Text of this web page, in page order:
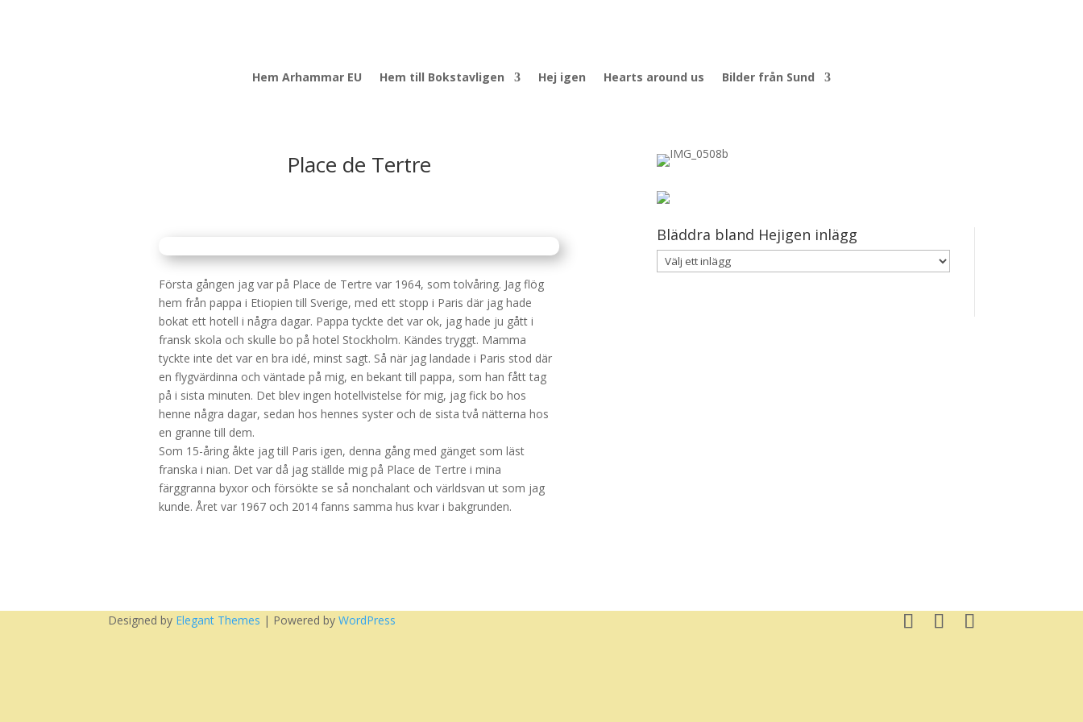
Hem Arhammar EU Hem till Bokstavligen Hej igen Hearts around us Bilder från Sund
Place de Tertre
Första gången jag var på Place de Tertre var 1964, som tolvåring. Jag flög
hem från pappa i Etiopien till Sverige, med ett stopp i Paris där jag hade
bokat ett hotell i några dagar. Pappa tyckte det var ok, jag hade ju gått i
fransk skola och skulle bo på hotel Stockholm. Kändes tryggt. Mamma
tyckte inte det var en bra idé, minst sagt. Så när jag landade i Paris stod där
en flygvärdinna och väntade på mig, en bekant till pappa, som han fått tag
på i sista minuten. Det blev ingen hotellvistelse för mig, jag fick bo hos
henne några dagar, sedan hos hennes syster och de sista två nätterna hos
en granne till dem.
Som 15-åring åkte jag till Paris igen, denna gång med gänget som läst
franska i nian. Det var då jag ställde mig på Place de Tertre i mina
färggranna byxor och försökte se så nonchalant och världsvan ut som jag
kunde. Året var 1967 och 2014 fanns samma hus kvar i bakgrunden.
Bläddra bland Hejigen inlägg
Designed by Elegant Themes | Powered byWordPress